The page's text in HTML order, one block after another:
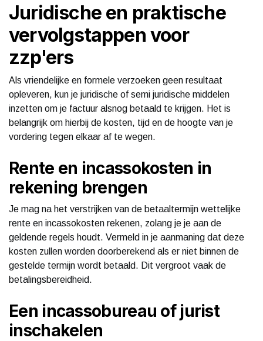
Juridische en praktische
vervolgstappen voor
zzp'ers
Als vriendelijke en formele verzoeken geen resultaat
opleveren, kun je juridische of semi juridische middelen
inzetten om je factuur alsnog betaald te krijgen. Het is
belangrijk om hierbij de kosten, tijd en de hoogte van je
vordering tegen elkaar af te wegen.
Rente en incassokosten in
rekening brengen
Je mag na het verstrijken van de betaaltermijn wettelijke
rente en incassokosten rekenen, zolang je je aan de
geldende regels houdt. Vermeld in je aanmaning dat deze
kosten zullen worden doorberekend als er niet binnen de
gestelde termijn wordt betaald. Dit vergroot vaak de
betalingsbereidheid.
Een incassobureau of jurist
inschakelen